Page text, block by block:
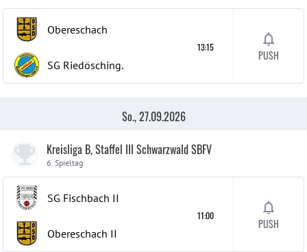
Obereschach
SG Riedösching.
13:15
PUSH
So., 27.09.2026
Kreisliga B, Staffel III Schwarzwald SBFV
6. Spieltag
SG Fischbach II
Obereschach II
11:00
PUSH